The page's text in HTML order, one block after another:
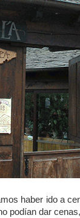
haber ido a
podían dar